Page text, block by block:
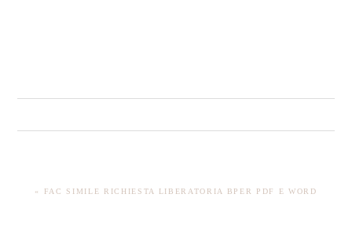
POST:
« FAC SIMILE RICHIESTA LIBERATORIA BPER​ PDF E WORD